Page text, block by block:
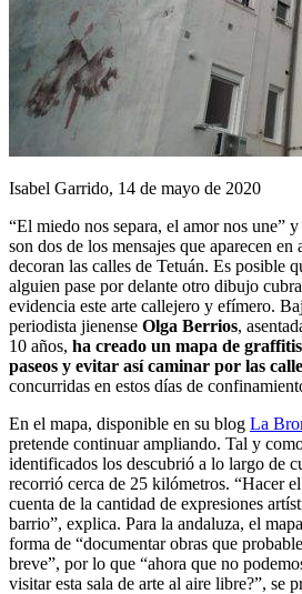
Isabel Garrido, 14 de mayo de 2020
“El miedo nos separa, el amor nos une”
son dos de los mensajes que aparecen
decoran las calles de Tetuán. Es posible
alguien pase por delante otro dibujo
evidencia este arte callejero y efímero.
periodista jienense Olga Berrios,
10 años, ha creado un mapa de
paseos y evitar así caminar por las
concurridas en estos días de
En el mapa, disponible en su blog La
pretende continuar ampliando. Tal y
identificados los descubrió a lo largo de
recorrió cerca de 25 kilómetros. “Hacer
cuenta de la cantidad de expresiones
barrio”, explica. Para la andaluza, el
forma de “documentar obras que
breve”, por lo que “ahora que no
visitar esta sala de arte al aire libre?”, se